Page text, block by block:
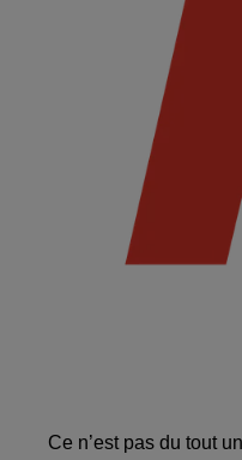
Ce n’est pas du tout